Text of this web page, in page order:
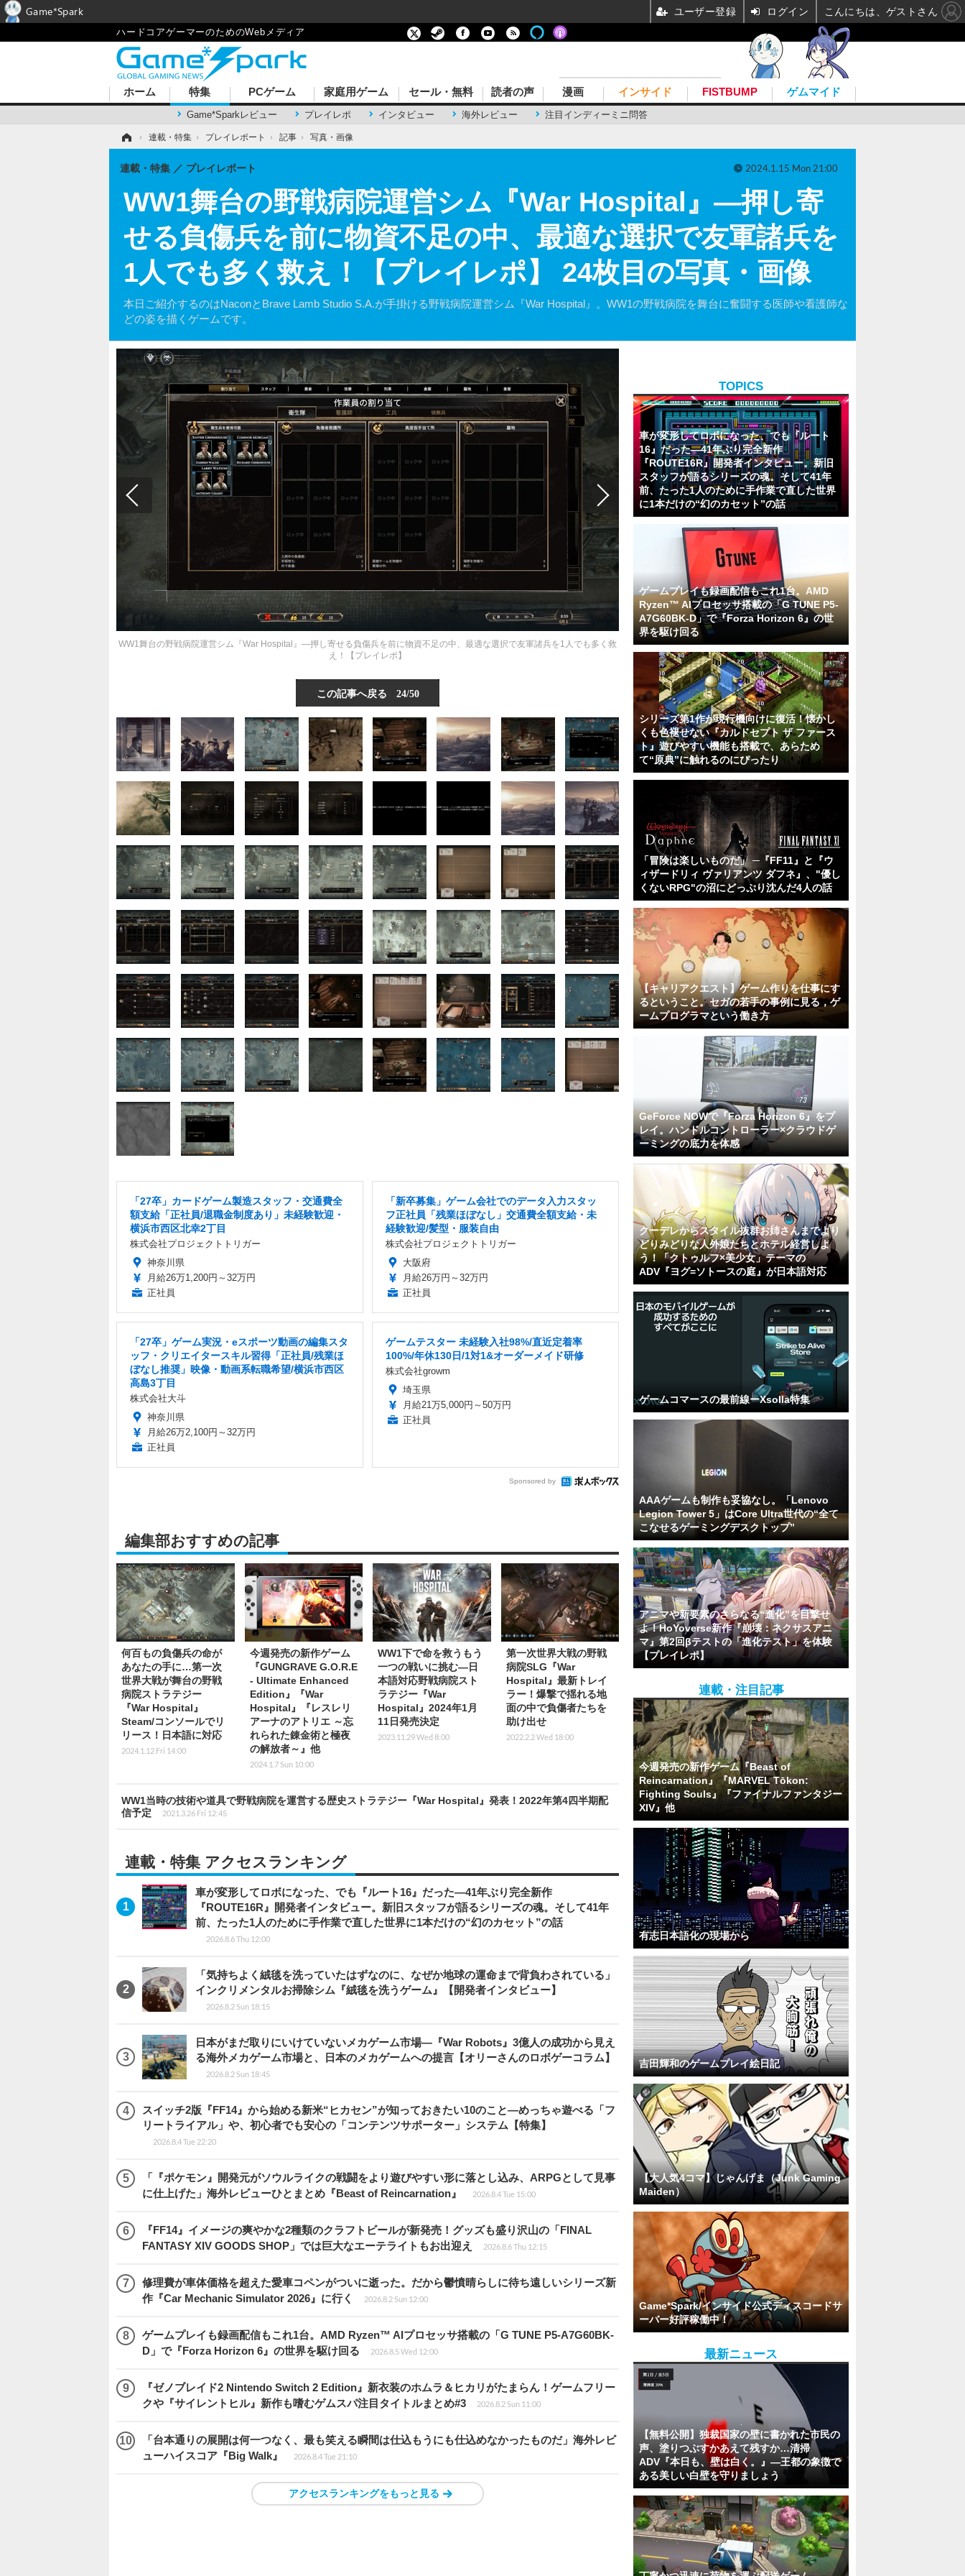
ハードコアゲーマーのためのWebメディア
ホーム 特集
Game*Sparkレビュー プレイレポ インタビュー 海外レビュー 注目インディーミニ問答
PCゲーム 家庭用ゲーム セール・無料 読者の声 漫画 インサイド FISTBUMP ゲムマイド
› 連載・特集 › プレイレポート › 記事 › 写真・画像
WW1舞台の野戦病院運営シム『War Hospital』―押し寄
せる負傷兵を前に物資不足の中、最適な選択で友軍諸兵を
1人でも多く救え！【プレイレポ】 24枚目の写真・画像
本日ご紹介するのはNaconとBrave Lamb Studio S.A.が手掛ける野戦病院運営シム『War Hospital』。WW1の野戦病院を舞台に奮闘する医師や看護師な
どの姿を描くゲームです。
連載・特集 プレイレポート 2024.1.15 Mon 21:00
WW1舞台の野戦病院運営シム『War Hospital』―押し寄せる負傷兵を前に物資不足の中、最適な選択で友軍諸兵を1人でも多く救
え！【プレイレポ】
この記事へ戻る 24/50
「27卒」カードゲーム製造スタッフ・交通費全
額支給「正社員/退職金制度あり」未経験歓迎・
横浜市西区北幸2丁目
株式会社プロジェクトトリガー
神奈川県
月給26万1,200円～32万円
正社員
「新卒募集」ゲーム会社でのデータ入力スタッ
フ正社員「残業ほぼなし」交通費全額支給・未
経験歓迎/髪型・服装自由
株式会社プロジェクトトリガー
大阪府
月給26万円～32万円
正社員
「27卒」ゲーム実況・eスポーツ動画の編集スタ
ッフ・クリエイタースキル習得「正社員/残業ほ
ぼなし推奨」映像・動画系転職希望/横浜市西区
高島3丁目
株式会社大斗
神奈川県
月給26万2,100円～32万円
正社員
ゲームテスター 未経験入社98%/直近定着率
100%/年休130日/1対1&オーダーメイド研修
株式会社growm
埼玉県
月給21万5,000円～50万円
正社員
Sponsored by
編集部おすすめの記事
何百もの負傷兵の命が
あなたの手に…第一次
世界大戦が舞台の野戦
病院ストラテジー
『War Hospital』
Steam/コンソールでリ
リース！日本語に対応
2024.1.12 Fri 14:00
今週発売の新作ゲーム
『GUNGRAVE G.O.R.E
- Ultimate Enhanced
Edition』『War
Hospital』『レスレリ
アーナのアトリエ ～忘
れられた錬金術と極夜
の解放者～』他
2024.1.7 Sun 10:00
WW1下で命を救うもう
一つの戦いに挑む―日
本語対応野戦病院スト
ラテジー『War
Hospital』2024年1月
11日発売決定
2023.11.29 Wed 8:00
第一次世界大戦の野戦
病院SLG『War
Hospital』最新トレイ
ラー！爆撃で揺れる地
面の中で負傷者たちを
助け出せ
2022.2.2 Wed 18:00
WW1当時の技術や道具で野戦病院を運営する歴史ストラテジー『War Hospital』発表！2022年第4四半期配
信予定
2021.3.26 Fri 12:45
連載・特集 アクセスランキング
車が変形してロボになった、でも『ルート16』だった―41年ぶり完全新作
『ROUTE16R』開発者インタビュー。新旧スタッフが語るシリーズの魂。そして41年
前、たった1人のために手作業で直した世界に1本だけの“幻のカセット”の話
2026.8.6 Thu 12:00
「気持ちよく絨毯を洗っていたはずなのに、なぜか地球の運命まで背負わされている」
インクリメンタルお掃除シム『絨毯を洗うゲーム』【開発者インタビュー】
2026.8.2 Sun 18:15
日本がまだ取りにいけていないメカゲーム市場―『War Robots』3億人の成功から見え
る海外メカゲーム市場と、日本のメカゲームへの提言【オリーさんのロボゲーコラム】
2026.8.2 Sun 18:45
スイッチ2版『FF14』から始める新米“ヒカセン”が知っておきたい10のこと―めっちゃ遊べる「フ
リートライアル」や、初心者でも安心の「コンテンツサポーター」システム【特集】
2026.8.4 Tue 22:20
「『ポケモン』開発元がソウルライクの戦闘をより遊びやすい形に落とし込み、ARPGとして見事
に仕上げた」海外レビューひとまとめ『Beast of Reincarnation』
2026.8.4 Tue 15:00
『FF14』イメージの爽やかな2種類のクラフトビールが新発売！グッズも盛り沢山の「FINAL
FANTASY XIV GOODS SHOP」では巨大なエーテライトもお出迎え
2026.8.6 Thu 12:15
修理費が車体価格を超えた愛車コペンがついに逝った。だから鬱憤晴らしに待ち遠しいシリーズ新
作『Car Mechanic Simulator 2026』に行く
2026.8.2 Sun 12:00
ゲームプレイも録画配信もこれ1台。AMD Ryzen™ AIプロセッサ搭載の「G TUNE P5-A7G60BK-
D」で『Forza Horizon 6』の世界を駆け回る
2026.8.5 Wed 12:00
『ゼノブレイド2 Nintendo Switch 2 Edition』新衣装のホムラ＆ヒカリがたまらん！ゲームフリー
クや『サイレントヒル』新作も嗜むゲムスパ注目タイトルまとめ#3
2026.8.2 Sun 11:00
「台本通りの展開は何一つなく、最も笑える瞬間は仕込もうにも仕込めなかったものだ」海外レビ
ューハイスコア『Big Walk』
2026.8.4 Tue 21:10
アクセスランキングをもっと見る
TOPICS
車が変形してロボになった、でも『ルート
16』だった―41年ぶり完全新作
『ROUTE16R』開発者インタビュー。新旧
スタッフが語るシリーズの魂。そして41年
前、たった1人のために手作業で直した世界
に1本だけの“幻のカセット”の話
ゲームプレイも録画配信もこれ1台。AMD
Ryzen™ AIプロセッサ搭載の「G TUNE P5-
A7G60BK-D」で『Forza Horizon 6』の世
界を駆け回る
シリーズ第1作が現行機向けに復活！懐かし
くも色褪せない『カルドセプト ザ ファース
ト』遊びやすい機能も搭載で、あらため
て“原典”に触れるのにぴったり
「冒険は楽しいものだ」 ─『FF11』と『ウ
ィザードリィ ヴァリアンツ ダフネ』、"優し
くないRPG"の沼にどっぷり沈んだ4人の話
【キャリアクエスト】ゲーム作りを仕事にす
るということ。セガの若手の事例に見る，ゲ
ームプログラマという働き方
GeForce NOWで『Forza Horizon 6』をプ
レイ。ハンドルコントローラー×クラウドゲ
ーミングの底力を体感
クーデレからスタイル抜群お姉さんまでより
どりみどりな人外娘たちとホテル経営しよ
う！「クトゥルフ×美少女」テーマの
ADV『ヨグ=ソトースの庭』が日本語対応
ゲームコマースの最前線ーXsolla特集
AAAゲームも制作も妥協なし。「Lenovo
Legion Tower 5」はCore Ultra世代の“全て
こなせるゲーミングデスクトップ”
アニマや新要素のさらなる“進化”を目撃せ
よ！HoYoverse新作『崩壊：ネクサスアニ
マ』第2回βテストの「進化テスト」を体験
【プレイレポ】
連載・注目記事
今週発売の新作ゲーム『Beast of
Reincarnation』『MARVEL Tōkon:
Fighting Souls』『ファイナルファンタジー
XIV』他
有志日本語化の現場から
吉田輝和のゲームプレイ絵日記
【大人気4コマ】じゃんげま（Junk Gaming
Maiden）
Game*Spark/インサイド公式ディスコードサ
ーバー好評稼働中！
最新ニュース
【無料公開】独裁国家の壁に書かれた市民の
声、塗りつぶすかあえて残すか…清掃
ADV『本日も、壁は白く。』―王都の象徴で
ある美しい白壁を守りましょう
Game*Spark ユーザー登録 ログイン こんにちは、ゲストさん